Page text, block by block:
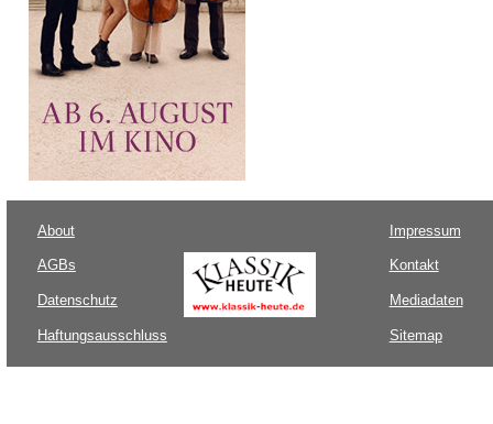
About
AGBs
Datenschutz
Haftungsausschluss
Impressum
Kontakt
Mediadaten
Sitemap